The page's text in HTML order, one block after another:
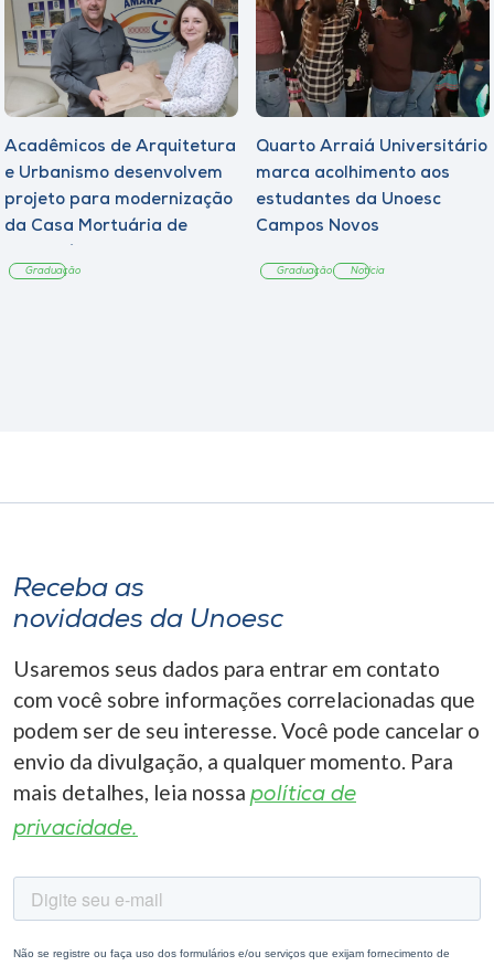
Acadêmicos de Arquitetura
e Urbanismo desenvolvem
projeto para modernização
da Casa Mortuária de
Graduação
Quarto Arraiá Universitário
marca acolhimento aos
estudantes da Unoesc
Campos Novos
Graduação Notícia
Receba as
novidades da Unoesc
Usaremos seus dados para entrar em contato
com você sobre informações correlacionadas que
podem ser de seu interesse. Você pode cancelar o
envio da divulgação, a qualquer momento. Para
mais detalhes, leia nossa política de
privacidade.